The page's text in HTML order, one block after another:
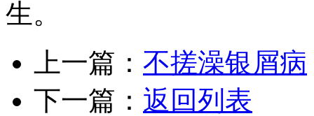
生。
上一篇： 不搓澡银屑病
下一篇： 返回列表